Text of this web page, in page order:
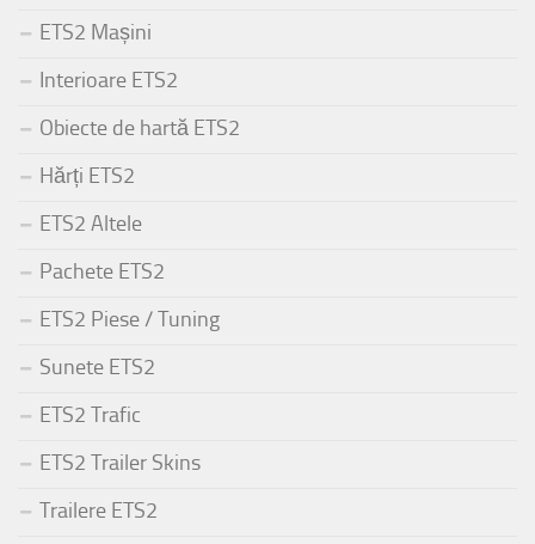
ETS2 Mașini
Interioare ETS2
Obiecte de hartă ETS2
Hărți ETS2
ETS2 Altele
Pachete ETS2
ETS2 Piese / Tuning
Sunete ETS2
ETS2 Trafic
ETS2 Trailer Skins
Trailere ETS2